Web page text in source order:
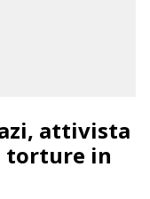
attivista
torture in